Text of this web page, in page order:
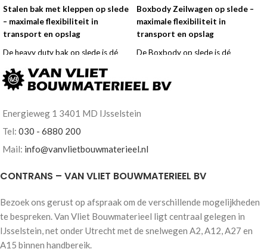
Stalen bak met kleppen op slede
– maximale flexibiliteit in
transport en opslag
De heavy duty bak op slede is dé
of afzetten van puin of grof
stortgoed. Plaats de bak eenvoudig
direct weer mee voor de volgende
locatie. Tevens een
kunt u veilig achterlaten op uw eigen
diefstal voorkomen wordt.
en overige veeleisende gebruikers.
Beste match in efficiëntie als u veel
stedelijke projecten heeft. Vraag nu
geheel vrijblijvend een offerte
Boxbody Zeilwagen op slede –
maximale flexibiliteit in
transport en opslag
De Boxbody op slede is dé
Plaats de box eenvoudig op locatie,
en maximaliseer je inzet. Ideaal voor
offerteaan en krijg op werkdagen
Leasen vanaf €2500,-
Maatwerkmogelijkheden!
Energieweg 1 3401 MD IJsselstein
Tel: 030 - 6880 200
Mail: info@vanvlietbouwmaterieel.nl
CONTRANS – VAN VLIET BOUWMATERIEEL BV
Bezoek ons gerust op afspraak om de verschillende mogelijkheden
te bespreken. Van Vliet Bouwmaterieel ligt centraal gelegen in
IJsselstein, net onder Utrecht met de snelwegen A2, A12, A27 en
A15 binnen handbereik.